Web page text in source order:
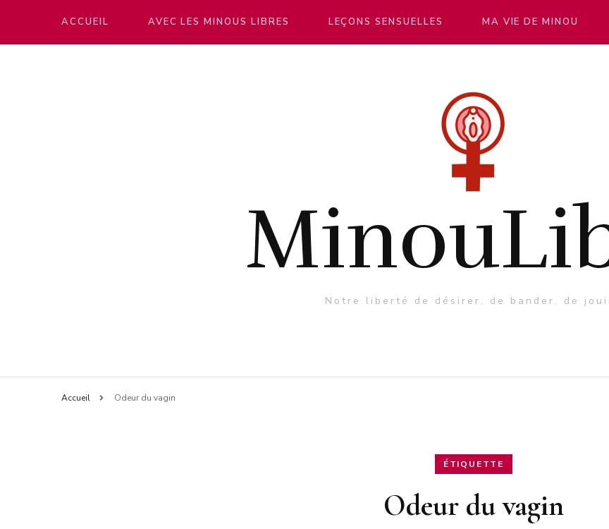
ACCUEIL AVEC LES MINOUS LIBRES LEÇONS SENSUELLES MA VIE DE MINOU
Notre liberté de désirer, de bander, de
Accueil Odeur du vagin
ÉTIQUETTE
Odeur du vagin